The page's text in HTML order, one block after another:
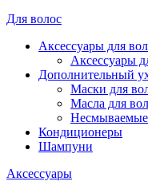
Для волос
Аксессуары для
Аксессуары
Дополнительный
Маски для
Масла для
Несмываемые
Кондиционеры
Шампуни
Аксессуары